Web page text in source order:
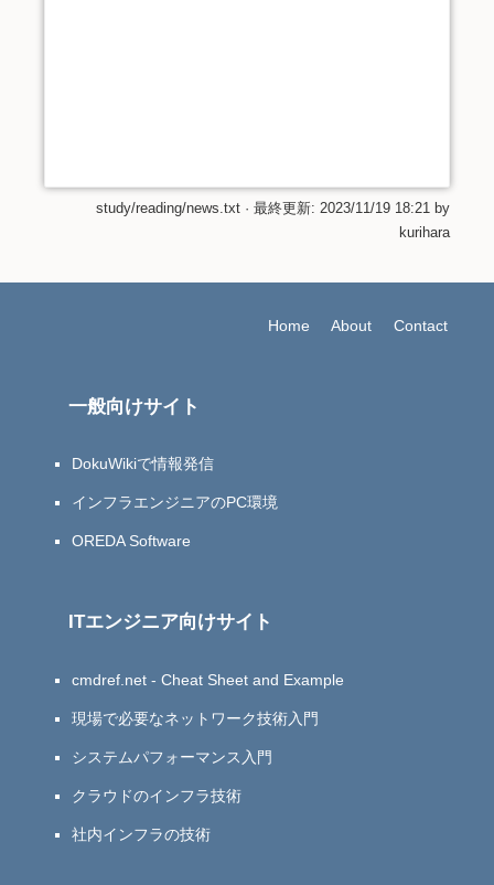
study/reading/news.txt · 最終更新: 2023/11/19 18:21
by
kurihara
Home About Contact
一般向けサイト
DokuWikiで情報発信
インフラエンジニアのPC環境
OREDA Software
ITエンジニア向けサイト
cmdref.net - Cheat Sheet and Example
現場で必要なネットワーク技術入門
システムパフォーマンス入門
クラウドのインフラ技術
社内インフラの技術